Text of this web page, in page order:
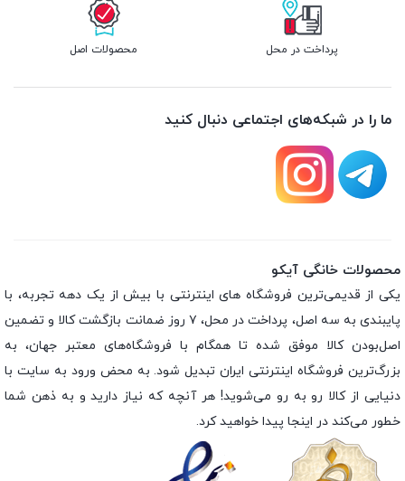
پرداخت در محل محصولات اصل
ما را در شبکه‌های اجتماعی دنبال کنید
محصولات خانگی آیکو
یکی از قدیمی‌ترین فروشگاه های اینترنتی با بیش از یک دهه تجربه، با
پایبندی به سه اصل، پرداخت در محل، ۷ روز ضمانت بازگشت کالا و تضمین
اصل‌بودن کالا موفق شده تا همگام با فروشگاه‌های معتبر جهان، به
بزرگ‌ترین فروشگاه اینترنتی ایران تبدیل شود. به محض ورود به سایت با
دنیایی از کالا رو به رو می‌شوید! هر آنچه که نیاز دارید و به ذهن شما
خطور می‌کند در اینجا پیدا خواهید کرد.